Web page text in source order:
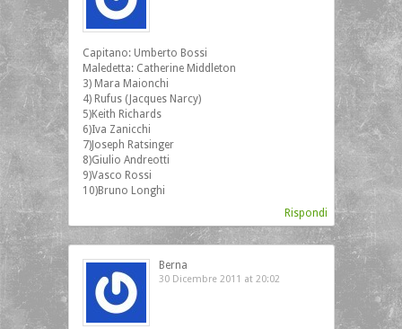
Capitano: Umberto Bossi
Maledetta: Catherine Middleton
3) Mara Maionchi
4) Rufus (Jacques Narcy)
5)Keith Richards
6)Iva Zanicchi
7)Joseph Ratsinger
8)Giulio Andreotti
9)Vasco Rossi
10)Bruno Longhi
Rispondi
Berna
30 Dicembre 2011 at 20:02